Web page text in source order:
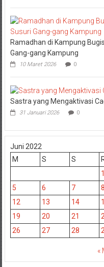
Ramadhan di Kampung
Gang-gang Kampung
10 Maret 2026 0
Sastra yang Mengaktivasi
31 Januari 2026 0
Juni 2022
M
S S
1
5
6 7 8
12
13 14
19
20 21
26
27 28
«